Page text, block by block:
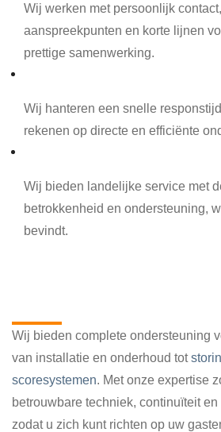
Wij werken met persoonlijk
aanspreekpunten en korte lijnen
prettige samenwerking.
Wij hanteren een snelle
rekenen op directe en efficiënte
Wij bieden landelijke service met
betrokkenheid en ondersteuning,
bevindt.
Wij bieden complete ondersteuning
van installatie en onderhoud tot
scoresystemen. Met onze expertise
betrouwbare techniek, continuïteit
zodat u zich kunt richten op uw